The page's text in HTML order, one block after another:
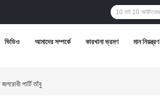
ভিডিও আমাদের সম্পর্কে কারখানা ভ্রমণ মান নিয়ন্ত্রণ
পার্টি তাঁবু